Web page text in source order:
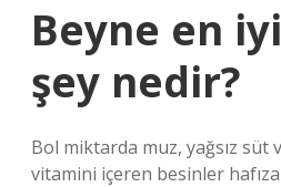
Beyne en
şey nedir?
Bol miktarda muz, yağsız süt
vitamini içeren besinler